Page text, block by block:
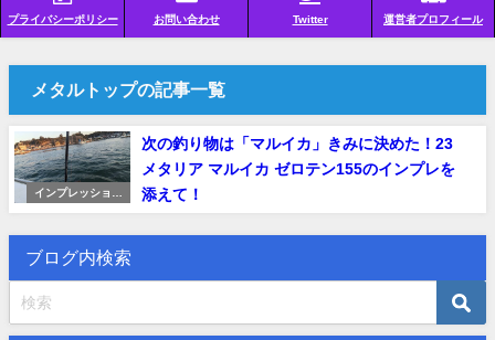
プライバシーポリシー お問い合わせ Twitter 運営者プロフィール
メタルトップの記事一覧
インプレッション
次の釣り物は「マルイカ」きみに決めた！23
メタリア マルイカ ゼロテン155のインプレを
添えて！
ブログ内検索